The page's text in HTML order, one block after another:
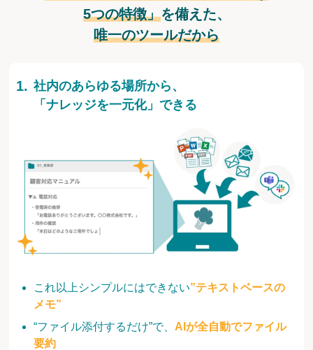
5つの特徴」を備えた、
唯一のツールだから
これ以上シンプルにはできない”テキストベースの
メモ”
“ファイル添付するだけ”で、 AIが全自動でファイル
要約
社内のあらゆる場所から、
「ナレッジを一元化」できる